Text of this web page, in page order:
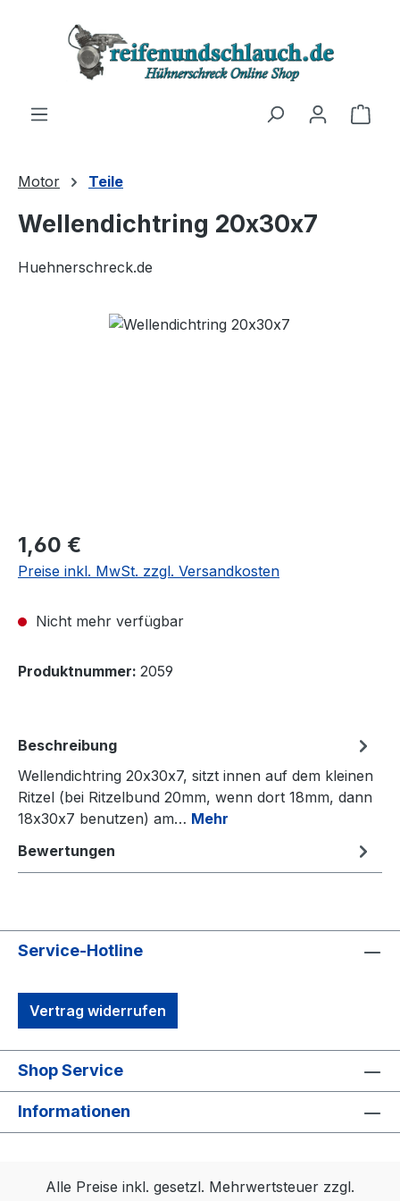
Zum Hauptinhalt springen
Motor Teile
Wellendichtring 20x30x7
Huehnerschreck.de
Bildergalerie überspringen
Regulärer Preis:
1,60 €
Preise inkl. MwSt. zzgl. Versandkosten
Nicht mehr verfügbar
Produktnummer: 2059
Beschreibung
Wellendichtring 20x30x7, sitzt innen auf dem kleinen
Ritzel (bei Ritzelbund 20mm, wenn dort 18mm, dann
18x30x7 benutzen) am… Mehr
Bewertungen
Service-Hotline
Vertrag widerrufen
Shop Service
Informationen
Alle Preise inkl. gesetzl. Mehrwertsteuer zzgl.